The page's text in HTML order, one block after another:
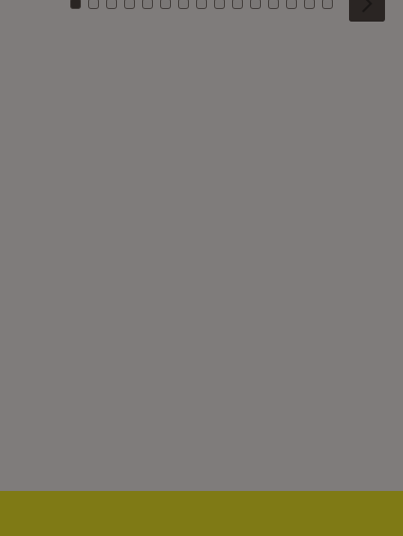
Zu Kachel: 0
Zu Kachel: 1
Zu Kachel: 2
Zu Kachel: 3
Zu Kachel: 4
Zu Kachel: 5
Zu Kachel: 6
Zu Kachel: 7
Zu Kachel: 8
Zu Kachel: 9
Zu Kachel: 10
Zu Kachel: 11
Zu Kachel: 12
Zu Kachel:
Zu